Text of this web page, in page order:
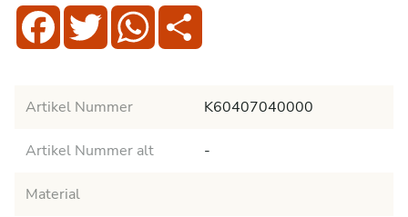
FacebookTwitterWhatsApp
Artikel Nummer K60407040000
Artikel Nummer alt -
Material